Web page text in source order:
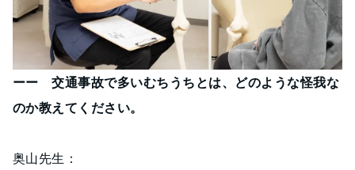
ーー 交通事故で多いむちうちとは、どのような怪我な
のか教えてください。
奥山先生：